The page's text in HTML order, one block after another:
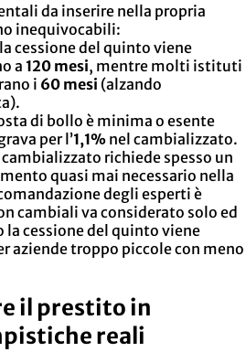
da inserire nella propria
inequivocabili:
cessione del quinto viene
a 120 mesi, mentre molti istituti
i 60 mesi (alzando
di bollo è minima o esente
per l’1,1% nel cambializzato.
cambializzato richiede spesso un
quasi mai necessario nella
degli esperti è
cambiali va considerato solo ed
cessione del quinto viene
aziende troppo piccole con meno
il prestito in
reali